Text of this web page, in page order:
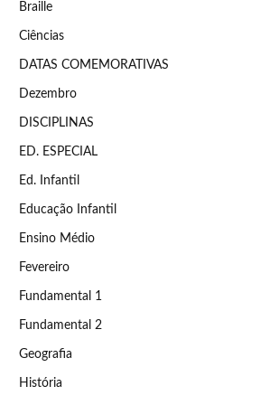
Braille
Ciências
DATAS COMEMORATIVAS
Dezembro
DISCIPLINAS
ED. ESPECIAL
Ed. Infantil
Educação Infantil
Ensino Médio
Fevereiro
Fundamental 1
Fundamental 2
Geografia
História